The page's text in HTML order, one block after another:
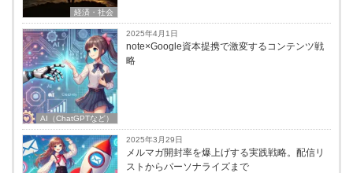
経済・社会
AI（ChatGPTなど）
2025年4月1日
note×Google資本提携で激変するコンテンツ戦
略
2025年3月29日
メルマガ開封率を爆上げする実践戦略。配信リ
ストからパーソナライズまで